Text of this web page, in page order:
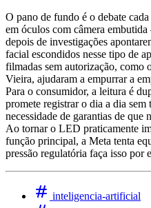
O pano de fundo é o debate
em óculos com câmera
depois de investigações
facial escondidos nesse tipo de
filmadas sem autorização,
Vieira, ajudaram a empurrar a
Para o consumidor, a leitura é
promete registrar o dia a dia
necessidade de garantias de
Ao tornar o LED praticamente
função principal, a Meta tenta
pressão regulatória faça isso por
inteligencia-artificial